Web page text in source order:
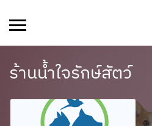
ร้านน้ำใจรักษ์สัตว์